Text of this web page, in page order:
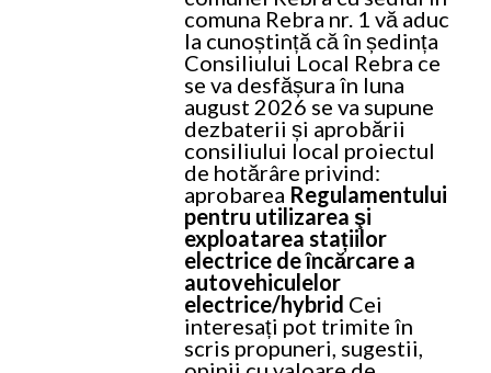
comuna Rebra nr. 1 vă aduc
la cunoștință că în ședința
Consiliului Local Rebra ce
se va desfășura în luna
august 2026 se va supune
dezbaterii și aprobării
consiliului local proiectul
de hotărâre privind:
aprobarea Regulamentului
pentru utilizarea şi
exploatarea stațiilor
electrice de încărcare a
autovehiculelor
electrice/hybrid Cei
interesați pot trimite în
scris propuneri, sugestii,